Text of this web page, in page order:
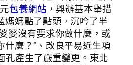
包養網站 ，興辦基本舉措
媽媽點了點頭，沉吟了半
婆沒有要求你做什麼，或
什麼？”、改良平易近生項
孔產生了嚴重變更。東北